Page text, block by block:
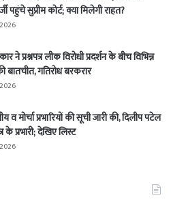
पहुंचे सुप्रीम कोर्ट; क्या मिलेगी राहत?
ने प्रश्नपत्र लीक विरोधी प्रदर्शन के बीच विभिन्न
बातचीत, गतिरोध बरकरार
व मोर्चा प्रभारियों की सूची जारी की, दिलीप पटेल
के प्रभारी; देखिए लिस्ट